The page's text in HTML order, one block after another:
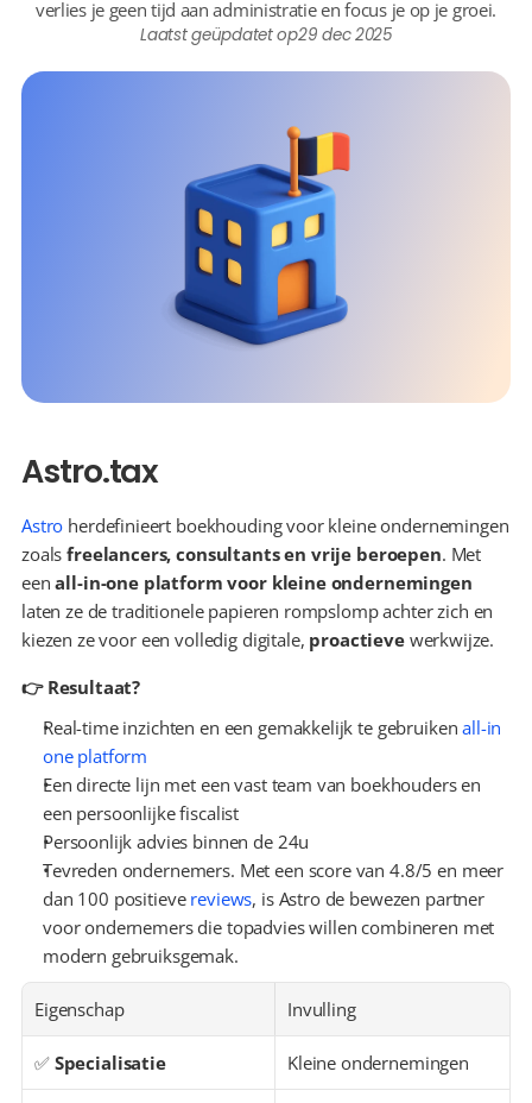
verlies je geen tijd aan administratie en focus je op je groei.
Laatst geüpdatet op29 dec 2025
Astro.tax
Astro herdefinieert boekhouding voor kleine ondernemingen
zoals freelancers, consultants en vrije beroepen. Met
een all-in-one platform voor kleine ondernemingen
laten ze de traditionele papieren rompslomp achter zich en
kiezen ze voor een volledig digitale, proactieve werkwijze.
👉 Resultaat?
Real-time inzichten en een gemakkelijk te gebruiken all-in
one platform
Een directe lijn met een vast team van boekhouders en
een persoonlijke fiscalist
Persoonlijk advies binnen de 24u
Tevreden ondernemers. Met een score van 4.8/5 en meer
dan 100 positieve reviews, is Astro de bewezen partner
voor ondernemers die topadvies willen combineren met
modern gebruiksgemak.
Eigenschap Invulling
✅ Specialisatie Kleine ondernemingen